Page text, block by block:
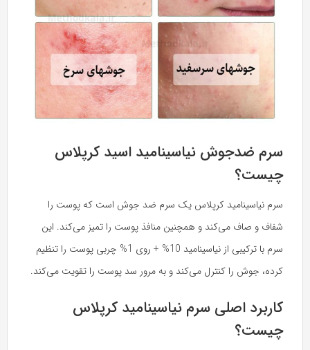
سرم ضدجوش نیاسینامید اسید کرپلاس
چیست؟
سرم نیاسینامید کرپلاس یک سرم ضد جوش است که پوست را
شفاف و صاف می‌کند و همچنین منافذ پوست را تمیز می‌کند. این
سرم با ترکیبی از نیاسینامید 10% + روی 1% چربی پوست را تنظیم
کرده، جوش را کنترل می‌کند و به مرور سد پوست را تقویت می‌کند.
کاربرد اصلی سرم نیاسینامید کرپلاس
چیست؟